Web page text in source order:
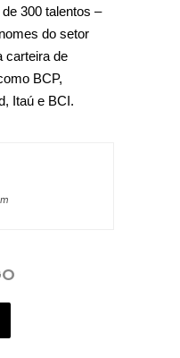
300 talentos –
do setor
carteira de
BCP,
Itaú e BCI.